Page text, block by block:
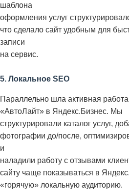
шаблона
оформления услуг
что сделало сайт удобным для
записи
на сервис.
5. Локальное SEO
Параллельно шла активная
«АвтоЛайт» в Яндекс.Бизнес. Мы
структурировали каталог услуг,
фотографии до/после,
и
наладили работу с отзывами
сайту чаще показываться в
«горячую» локальную аудиторию.